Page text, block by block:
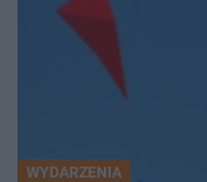
WYDARZENIA